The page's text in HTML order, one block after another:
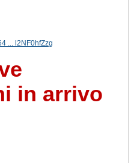
... l2NF0hfZzg
in arrivo